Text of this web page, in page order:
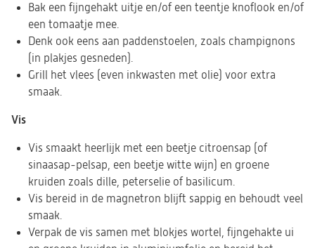
Bak een fijngehakt uitje en/of een teentje knoflook en/of
een tomaatje mee.
Denk ook eens aan paddenstoelen, zoals champignons
(in plakjes gesneden).
Grill het vlees (even inkwasten met olie) voor extra
smaak.
Vis
Vis smaakt heerlijk met een beetje citroensap (of
sinaasap-pelsap, een beetje witte wijn) en groene
kruiden zoals dille, peterselie of basilicum.
Vis bereid in de magnetron blijft sappig en behoudt veel
smaak.
Verpak de vis samen met blokjes wortel, fijngehakte ui